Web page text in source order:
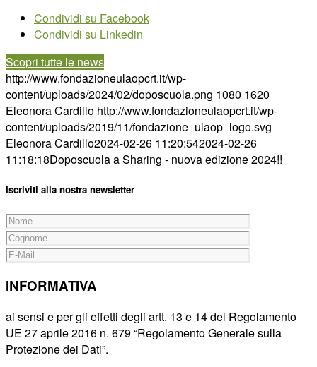
Condividi su Facebook
Condividi su Linkedin
Scopri tutte le news
http://www.fondazioneulaopcrt.it/wp-
content/uploads/2024/02/doposcuola.png 1080 1620
Eleonora Cardillo http://www.fondazioneulaopcrt.it/wp-
content/uploads/2019/11/fondazione_ulaop_logo.svg
Eleonora Cardillo2024-02-26 11:20:542024-02-26
11:18:18Doposcuola a Sharing - nuova edizione 2024!!
Iscriviti alla nostra newsletter
INFORMATIVA
ai sensi e per gli effetti degli artt. 13 e 14 del Regolamento
UE 27 aprile 2016 n. 679 “Regolamento Generale sulla
Protezione dei Dati”.